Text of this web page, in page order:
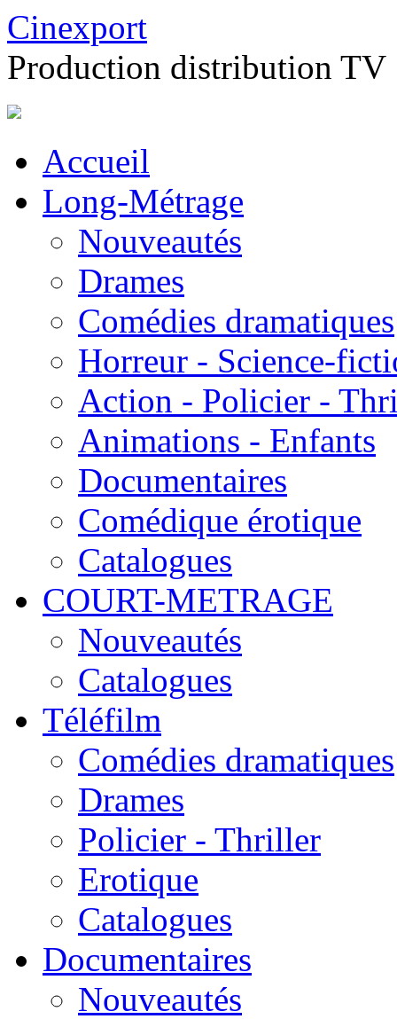
Cinexport
Production distribution TV
Accueil
Long-Métrage
Nouveautés
Drames
Comédies dramatiques
Horreur - Science-
Action - Policier -
Animations - Enfants
Documentaires
Comédique érotique
Catalogues
COURT-METRAGE
Nouveautés
Catalogues
Téléfilm
Comédies dramatiques
Drames
Policier - Thriller
Erotique
Catalogues
Documentaires
Nouveautés